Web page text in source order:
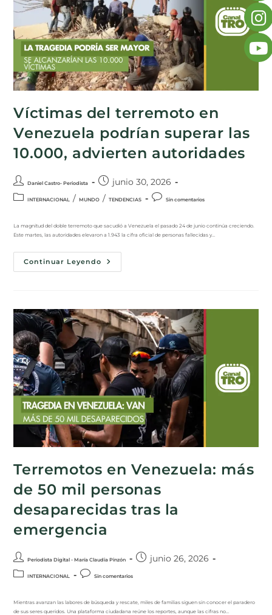
Víctimas del terremoto en
Venezuela podrían superar las
10.000, advierten autoridades
Daniel Castro- Periodista junio 30, 2026
INTERNACIONAL / MUNDO / TENDENCIAS Sin comentarios
La magnitud del doble terremoto que sacudió a Venezuela el pasado 24 de junio continúa creciendo.
Este martes, las autoridades elevaron a 1.943 la cifra oficial de personas fallecidas y…
Continuar Leyendo
Terremotos en Venezuela: más
de 50 mil personas
desaparecidas tras la
emergencia
Periodista Digital - María Claudia Pinzón junio 26, 2026
INTERNACIONAL Sin comentarios
Mientras avanzan las labores de búsqueda y rescate, miles de familias siguen sin conocer el paradero
de sus seres queridos. Una plataforma ciudadana reúne los reportes, aunque las cifras no…